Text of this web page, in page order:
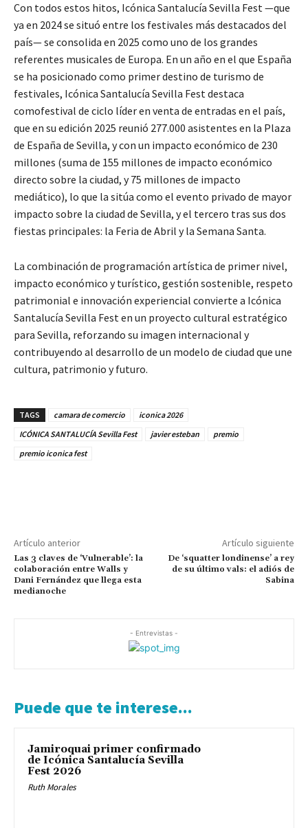
Con todos estos hitos, Icónica Santalucía Sevilla Fest —que
ya en 2024 se situó entre los festivales más destacados del
país— se consolida en 2025 como uno de los grandes
referentes musicales de Europa. En un año en el que España
se ha posicionado como primer destino de turismo de
festivales, Icónica Santalucía Sevilla Fest destaca
comofestival de ciclo líder en venta de entradas en el país,
que en su edición 2025 reunió 277.000 asistentes en la Plaza
de España de Sevilla, y con un impacto económico de 230
millones (suma de 155 millones de impacto económico
directo sobre la ciudad, y 75 millones de impacto
mediático), lo que la sitúa como el evento privado de mayor
impacto sobre la ciudad de Sevilla, y el tercero tras sus dos
fiestas principales: la Feria de Abril y la Semana Santa.
La combinación de programación artística de primer nivel,
impacto económico y turístico, gestión sostenible, respeto
patrimonial e innovación experiencial convierte a Icónica
Santalucía Sevilla Fest en un proyecto cultural estratégico
para Sevilla, reforzando su imagen internacional y
contribuyendo al desarrollo de un modelo de ciudad que une
cultura, patrimonio y futuro.
TAGS camara de comercio
iconica 2026
ICÓNICA SANTALUCÍA Sevilla Fest
javier esteban
premio
premio iconica fest
Artículo anterior
Las 3 claves de ‘Vulnerable’: la
colaboración entre Walls y
Dani Fernández que llega esta
medianoche
Artículo siguiente
De ‘squatter londinense’ a rey
de su último vals: el adiós de
Sabina
- Entrevistas -
Puede que te interese...
Jamiroquai primer confirmado
de Icónica Santalucía Sevilla
Fest 2026
Ruth Morales